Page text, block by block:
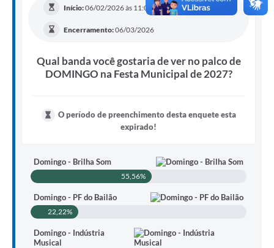
Início:06/02/2026 às 11:06
Encerramento:06/03/2026
Qual banda você gostaria de ver no palco de
DOMINGO na Festa Municipal de 2027?
O período de preenchimento desta enquete esta
expirado!
Domingo - Brilha Som
55,56%
Domingo - PF do Bailão
22,22%
Domingo - Indústria
Musical